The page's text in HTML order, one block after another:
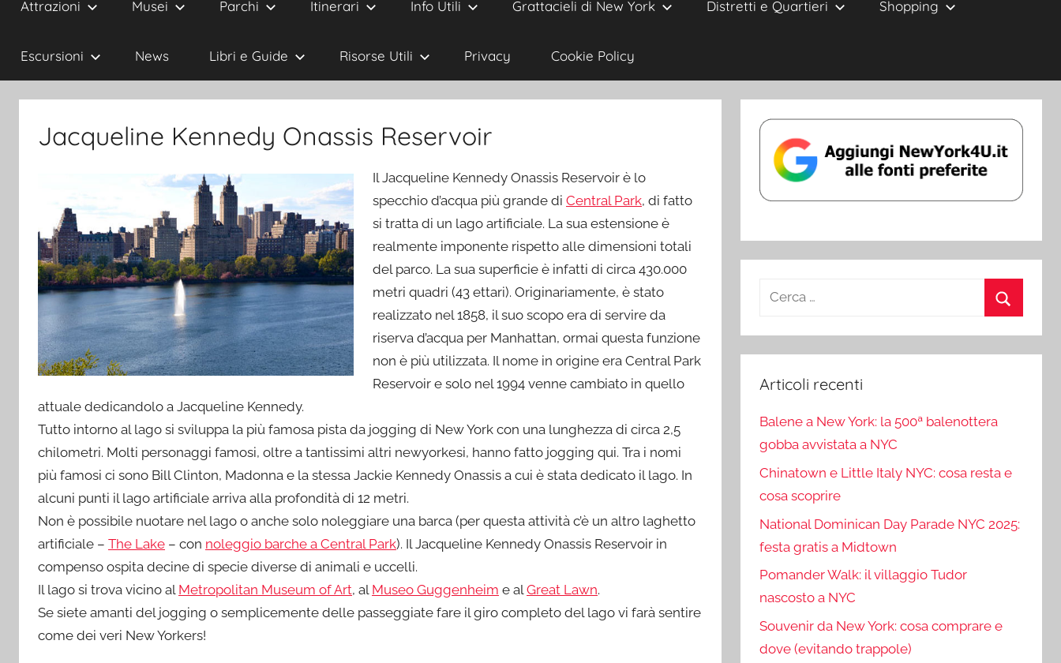
Attrazioni Musei Parchi Itinerari Info Utili Grattacieli di New York Distretti e Quartieri Shopping
Escursioni News Libri e Guide Risorse Utili Privacy Cookie Policy
Jacqueline Kennedy Onassis Reservoir
Il Jacqueline Kennedy Onassis Reservoir è lo
specchio d’acqua più grande di Central Park, di fatto
si tratta di un lago artificiale. La sua estensione è
realmente imponente rispetto alle dimensioni totali
del parco. La sua superficie è infatti di circa 430.000
metri quadri (43 ettari). Originariamente, è stato
realizzato nel 1858, il suo scopo era di servire da
riserva d’acqua per Manhattan, ormai questa funzione
non è più utilizzata. Il nome in origine era Central Park
Reservoir e solo nel 1994 venne cambiato in quello
attuale dedicandolo a Jacqueline Kennedy.
Tutto intorno al lago si sviluppa la più famosa pista da jogging di New York con una lunghezza di circa 2,5
chilometri. Molti personaggi famosi, oltre a tantissimi altri newyorkesi, hanno fatto jogging qui. Tra i nomi
più famosi ci sono Bill Clinton, Madonna e la stessa Jackie Kennedy Onassis a cui è stata dedicato il lago. In
alcuni punti il lago artificiale arriva alla profondità di 12 metri.
Non è possibile nuotare nel lago o anche solo noleggiare una barca (per questa attività c’è un altro laghetto
artificiale – The Lake – con noleggio barche a Central Park). Il Jacqueline Kennedy Onassis Reservoir in
compenso ospita decine di specie diverse di animali e uccelli.
Il lago si trova vicino al Metropolitan Museum of Art, al Museo Guggenheim e alGreat Lawn.
Se siete amanti del jogging o semplicemente delle passeggiate fare il giro completo del lago vi farà sentire
come dei veri New Yorkers!
Ricerca
Articoli recenti
Balene a New York: la 500ª balenottera
gobba avvistata a NYC
Chinatown e Little Italy NYC: cosa resta e
cosa scoprire
National Dominican Day Parade NYC 2025:
festa gratis a Midtown
Pomander Walk: il villaggio Tudor
nascosto a NYC
Souvenir da New York: cosa comprare e
dove (evitando trappole)